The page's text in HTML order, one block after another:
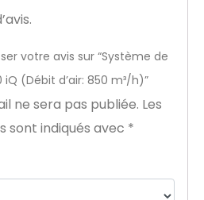
votre avis sur “Système de
iQ (Débit d’air: 850 m³/h)”
ne sera pas publiée. Les
sont indiqués avec *